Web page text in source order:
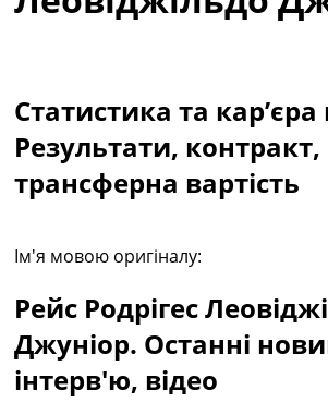
Колективний прогноз
Україна. Перша Ліга
Ліга Чемпіонів
Англія. Прем’єр-Ліга
Іспанія. Ла Ліга
Чемпіонат Світу. Турнирні
Перша Ліга
Таблиця АПЛ
Таблиця Ла Ліги
Таблиця Ліги Чемпіонів
Статистика та кар’єра
Результати, контракт,
трансферна вартість
Ім'я мовою оригіналу:
Рейс Родрігес
Джуніор. Останні
інтерв'ю, відео